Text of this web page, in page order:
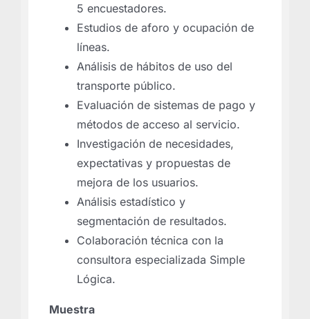
5 encuestadores.
Estudios de aforo y ocupación de
líneas.
Análisis de hábitos de uso del
transporte público.
Evaluación de sistemas de pago y
métodos de acceso al servicio.
Investigación de necesidades,
expectativas y propuestas de
mejora de los usuarios.
Análisis estadístico y
segmentación de resultados.
Colaboración técnica con la
consultora especializada Simple
Lógica.
Muestra